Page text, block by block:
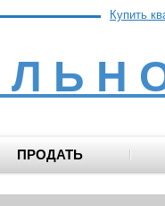
Купить
Л Ь Н
ПРОДАТЬ